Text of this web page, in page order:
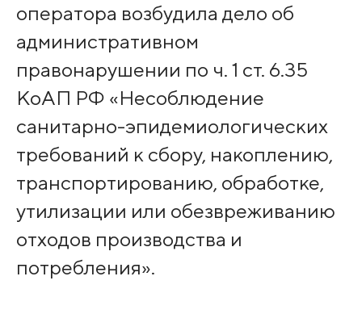
оператора возбудила дело об
административном
правонарушении по ч. 1 ст. 6.35
КоАП РФ «Несоблюдение
санитарно-эпидемиологических
требований к сбору, накоплению,
транспортированию, обработке,
утилизации или обезвреживанию
отходов производства и
потребления».